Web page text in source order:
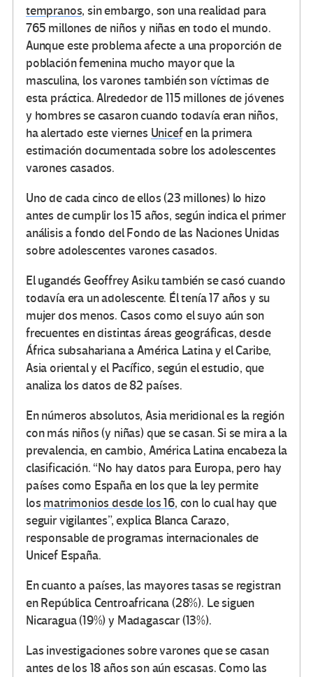
tempranos, sin embargo, son una realidad para
765 millones de niños y niñas en todo el mundo.
Aunque este problema afecte a una proporción de
población femenina mucho mayor que la
masculina, los varones también son víctimas de
esta práctica. Alrededor de 115 millones de jóvenes
y hombres se casaron cuando todavía eran niños,
ha alertado este viernes Unicefen la primera
estimación documentada sobre los adolescentes
varones casados.
Uno de cada cinco de ellos (23 millones) lo hizo
antes de cumplir los 15 años, según indica el primer
análisis a fondo del Fondo de las Naciones Unidas
sobre adolescentes varones casados.
El ugandés Geoffrey Asiku también se casó cuando
todavía era un adolescente. Él tenía 17 años y su
mujer dos menos. Casos como el suyo aún son
frecuentes en distintas áreas geográficas, desde
África subsahariana a América Latina y el Caribe,
Asia oriental y el Pacífico, según el estudio, que
analiza los datos de 82 países.
En números absolutos, Asia meridional es la región
con más niños (y niñas) que se casan. Si se mira a la
prevalencia, en cambio, América Latina encabeza la
clasificación. “No hay datos para Europa, pero hay
países como España en los que la ley permite
los matrimonios desde los 16, con lo cual hay que
seguir vigilantes”, explica Blanca Carazo,
responsable de programas internacionales de
Unicef España.
En cuanto a países, las mayores tasas se registran
en República Centroafricana (28%). Le siguen
Nicaragua (19%) y Madagascar (13%).
Las investigaciones sobre varones que se casan
antes de los 18 años son aún escasas. Como las